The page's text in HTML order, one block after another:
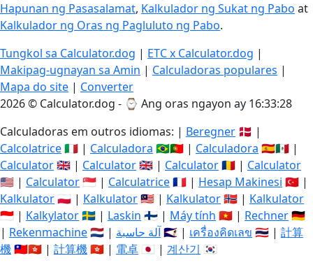
Hapunan ng Pasasalamat, Kalkulador ng Sukat ng Pabo at
Kalkulador ng Oras ng Pagluluto ng Pabo.
Tungkol sa Calculator.dog | ETC x Calculator.dog |
Makipag-ugnayan sa Amin | Calculadoras populares |
Mapa do site | Converter
2026 © Calculator.dog - ⌚ Ang oras ngayon ay 16:33:29
Calculadoras em outros idiomas: | Beregner 🇩🇰 |
Calcolatrice🇮🇹 | Calculadora 🇧🇷🇵🇹 | Calculadora 🇪🇸🇲🇽 |
Calculator🇬🇧 | Calculator🇬🇧 | Calculator🇷🇴 | Calculator
🇺🇸 | Calculator🇸🇬 | Calculatrice🇫🇷 | Hesap Makinesi 🇹🇷 |
Kalkulator🇵🇱 | Kalkulator🇲🇾 | Kalkulator🇳🇴 | Kalkulator
🇮🇩 | Kalkylator🇸🇪 | Laskin 🇫🇮 | Máy tính 🇻🇳 | Rechner🇩🇪
| Rekenmachine🇳🇱 | آلة حاسبة🇸🇦 | เครื่องคิดเลข 🇹🇭 | 計算
機🇹🇼🇭🇰 | 計算機🇭🇰 | 電卓 🇯🇵 | 계산기 🇰🇷